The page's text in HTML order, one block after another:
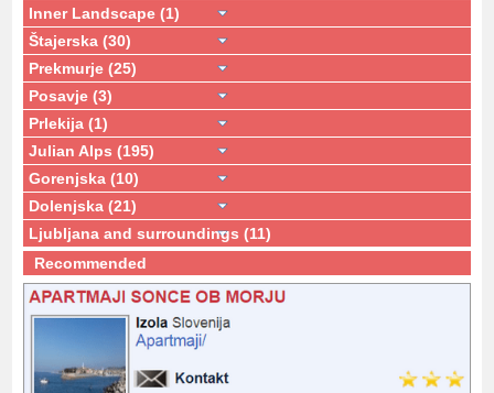
Inner Landscape (1)
Štajerska (30)
Prekmurje (25)
Posavje (3)
Prlekija (1)
Julian Alps (195)
Gorenjska (10)
Dolenjska (21)
Ljubljana and surroundings (11)
Recommended